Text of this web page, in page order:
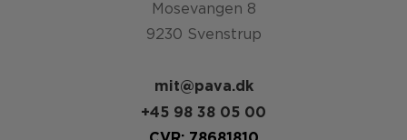
Mosevangen 8
9230 Svenstrup
mit@pava.dk
+45 98 38 05 00